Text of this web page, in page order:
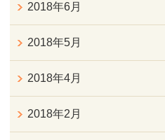
2018年6月
2018年5月
2018年4月
2018年2月